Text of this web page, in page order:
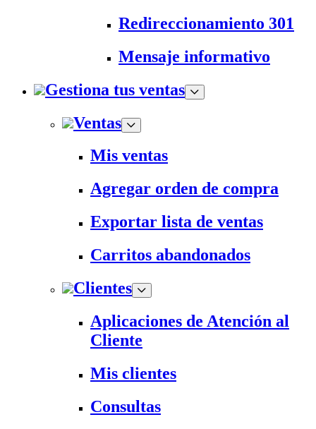
Redireccionamiento 301
Mensaje informativo
Gestiona tus ventas
Ventas
Mis ventas
Agregar orden de compra
Exportar lista de ventas
Carritos abandonados
Clientes
Aplicaciones de Atención al
Cliente
Mis clientes
Consultas